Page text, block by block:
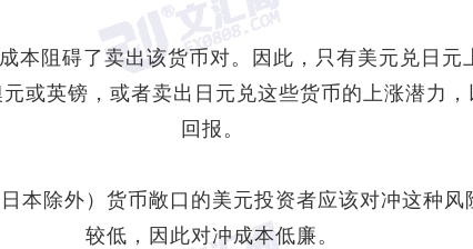
本阻碍了卖出该货币对。因此，只有美元兑日元
或英镑，或者卖出日元兑这些货币的上涨潜力
回报。
本除外）货币敞口的美元投资者应该对冲这种
较低，因此对冲成本低廉。